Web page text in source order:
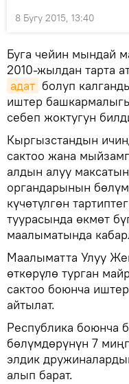
8 Бугу 2015, 13:40
Буга чейин мындай
2010-жылдан тарта
адат болуп
иштер
себеп жоктугун
Кыргызстандын
сактоо жана
алдын алуу
органдарынын
күчөтүлгөн
туурасында өкмөт
маалыматында
Маалыматта Улуу
өткөрүлө турган
сактоо боюнча
айтылат.
Республика боюнча
бөлүмдөрүнүн 7
элдик
алып барат.